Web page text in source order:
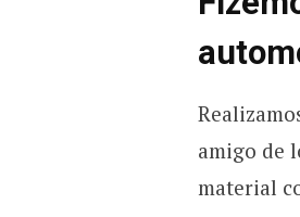
amigo de
material